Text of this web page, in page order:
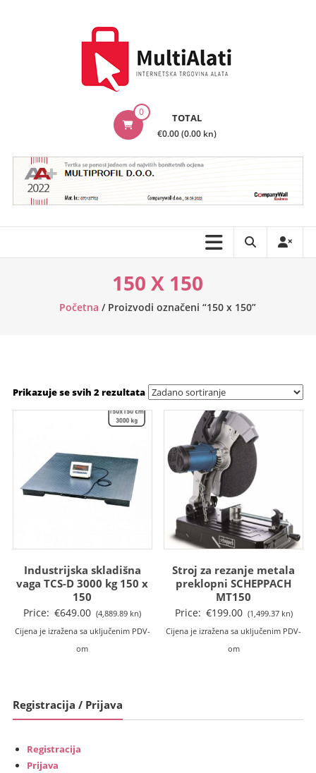
Internetska
trgovina
alata
0 TOTAL
€0.00 (0.00 kn)
150 X 150
Početna / Proizvodi označeni “150 x 150”
Prikazuje se svih 2 rezultata
Industrijska skladišna
vaga TCS-D 3000 kg 150 x
150
Price: €649.00 (4,889.89 kn)
Cijena je izražena sa uključenim PDV-
om
Stroj za rezanje metala
preklopni SCHEPPACH
MT150
Price: €199.00 (1,499.37 kn)
Cijena je izražena sa uključenim PDV-
om
Registracija / Prijava
Registracija
Prijava